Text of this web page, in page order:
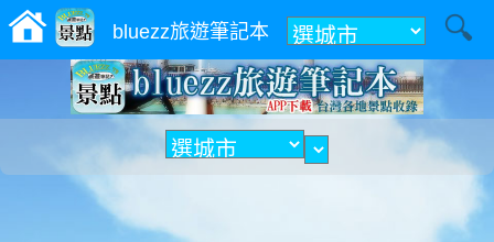
bluezz旅遊筆記本 附近